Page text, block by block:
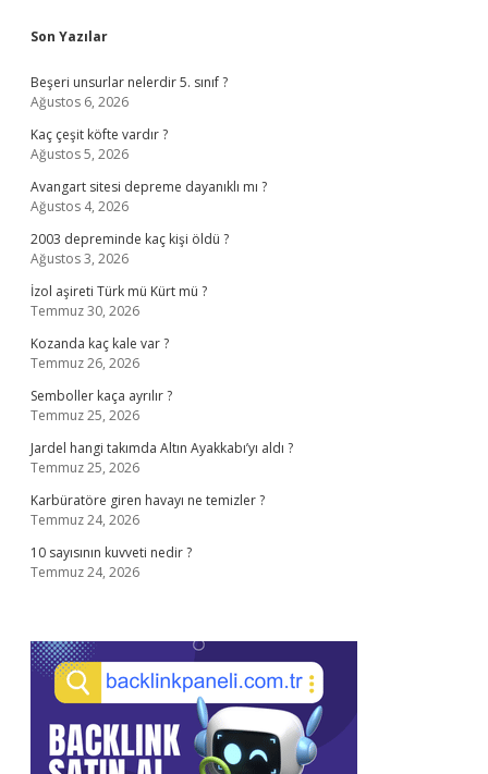
Sidebar
Son Yazılar
Beşeri unsurlar nelerdir 5. sınıf ?
Ağustos 6, 2026
Kaç çeşit köfte vardır ?
Ağustos 5, 2026
Avangart sitesi depreme dayanıklı mı ?
Ağustos 4, 2026
2003 depreminde kaç kişi öldü ?
Ağustos 3, 2026
İzol aşireti Türk mü Kürt mü ?
Temmuz 30, 2026
Kozanda kaç kale var ?
Temmuz 26, 2026
Semboller kaça ayrılır ?
Temmuz 25, 2026
Jardel hangi takımda Altın Ayakkabı’yı aldı ?
Temmuz 25, 2026
Karbüratöre giren havayı ne temizler ?
Temmuz 24, 2026
10 sayısının kuvveti nedir ?
Temmuz 24, 2026